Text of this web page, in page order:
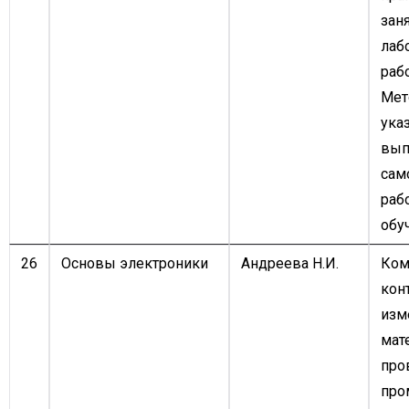
26 Основы электроники Андреева Н.И.